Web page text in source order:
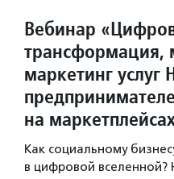
Вебинар
трансформация,
маркетинг
на
Как социальному
в цифровой вселенной?